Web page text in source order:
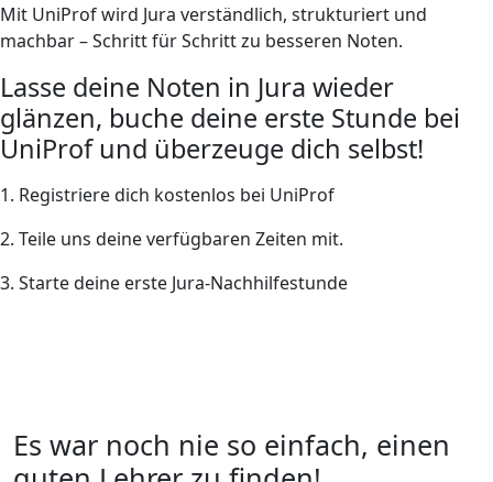
Mit UniProf wird Jura verständlich, strukturiert und
machbar – Schritt für Schritt zu besseren Noten.
Lasse deine Noten in Jura wieder
glänzen, buche deine erste Stunde bei
UniProf und überzeuge dich selbst!
1. Registriere dich kostenlos bei UniProf
2. Teile uns deine verfügbaren Zeiten mit.
3. Starte deine erste Jura-Nachhilfestunde
Es war noch nie so einfach, einen